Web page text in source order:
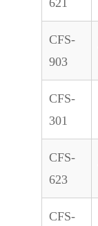
621
CFS-
903
CFS-
301
CFS-
623
CFS-